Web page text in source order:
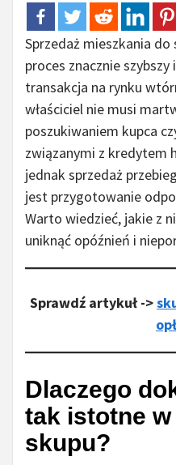
Sprzedaż mieszkania
proces znacznie
transakcja na rynku
właściciel nie musi
poszukiwaniem kupca
związanymi z kredytem
jednak sprzedaż
jest przygotowanie
Warto wiedzieć, jakie z
uniknąć opóźnień i
Sprawdź artykuł ->
Dlaczego
tak istotne
skupu?